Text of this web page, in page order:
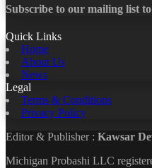
Subscribe to our mailing list
Quick Links
Home
About Us
News
Legal
Terms & Conditions
Privacy Policy
Editor & Publisher : Kawsar
Michigan Probashi LLC